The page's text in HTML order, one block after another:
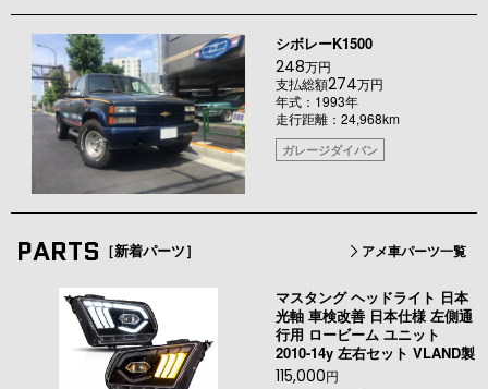
シボレーK1500
248万円
支払総額274万円
年式：1993年
走行距離：24,968km
ガレージダイバン
PARTS ［新着パーツ］ アメ車パーツ一覧
マスタング ヘッドライト 日本
光軸 車検改善 日本仕様 左側通
行用 ロービーム ユニット
2010-14y 左右セット VLAND製
115,000円